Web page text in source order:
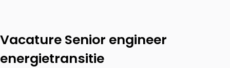
Vacature Senior engineer
energietransitie